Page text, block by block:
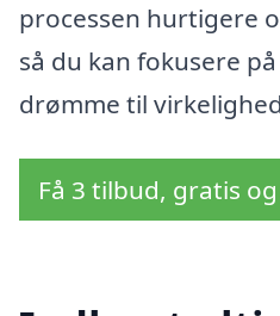
processen hurtigere
så du kan fokusere
drømme til
Få 3 tilbud, gratis